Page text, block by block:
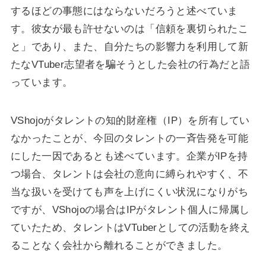
するほどの事態にはならないだろうと述べていま
す。彼女が最も許せないのは「信頼を裏切られたこ
と」であり、また、自分たちの影響力を利用して新
たなVTuber志望者を騙そうとした会社の行為だと語
っています。
VShojoがタレントの知的財産権（IP）を所有してい
なかったことが、今回のタレントの一斉告発を可能
にした一因であるとも述べています。企業がIPを持
つ場合、タレントは会社の意向に縛られやすく、不
当な扱いを受けても声を上げにくい状況になりがち
ですが、VShojoの場合はIPがタレント個人に帰属し
ていたため、タレントはVTuberとしての活動を終え
ることなく会社から離れることができました。